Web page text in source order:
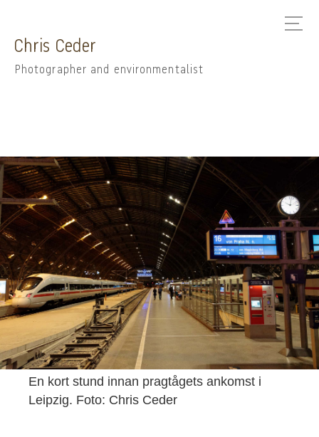
Chris Ceder
Photographer and environmentalist
En kort stund innan pragtågets ankomst i
Leipzig. Foto: Chris Ceder